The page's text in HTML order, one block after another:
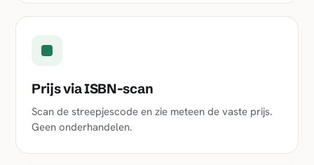
Prijs via ISBN-scan
Scan de streepjescode en zie meteen de vaste prijs.
Geen onderhandelen.